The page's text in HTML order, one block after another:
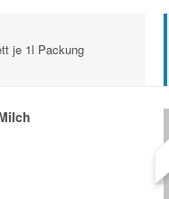
je 1l Packung